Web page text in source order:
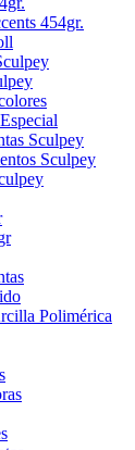
454gr.
Sculpey
Sculpey
Polimérica